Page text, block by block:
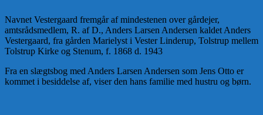
Navnet Vestergaard fremgår af mindestenen over gårdejer,
amtsrådsmedlem, R. af D., Anders Larsen Andersen kaldet Anders
Vestergaard, fra gården Marielyst i Vester Linderup, Tolstrup mellem
Tolstrup Kirke og Stenum, f. 1868 d. 1943
Fra en slægtsbog med Anders Larsen Andersen som Jens Otto er
kommet i besiddelse af, viser den hans familie med hustru og børn.